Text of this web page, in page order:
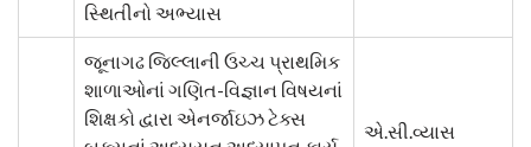
સ્થિતીનો અભ્યાસ
જૂનાગઢ જિલ્લાની ઉચ્ચ પ્રાથમિક
શાળાઓનાં ગણિત-વિજ્ઞાન વિષયનાં
શિક્ષકો દ્વારા એનર્જાઇઝ ટેક્સ
એ.સી.વ્યાસ